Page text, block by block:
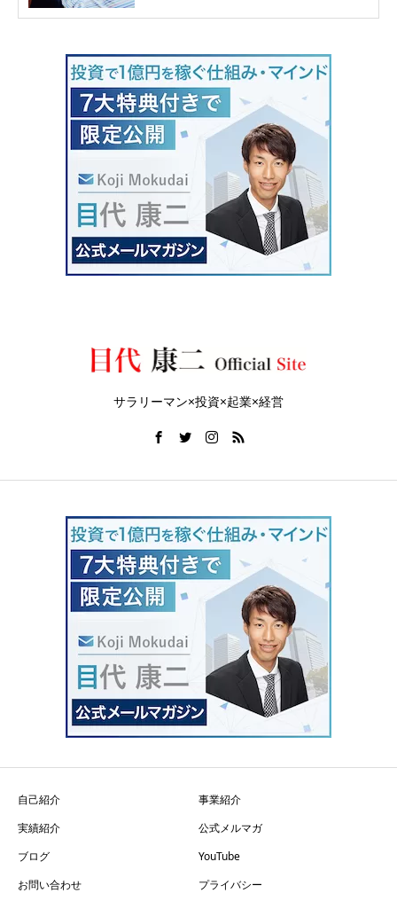
サラリーマン×投資×起業×経営
自己紹介
事業紹介
実績紹介
公式メルマガ
ブログ
YouTube
お問い合わせ
プライバシー